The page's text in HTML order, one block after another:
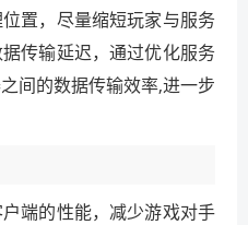
置，尽量缩短玩家与服务
传输延迟，通过优化服务
间的数据传输效率,进一步
端的性能，减少游戏对手